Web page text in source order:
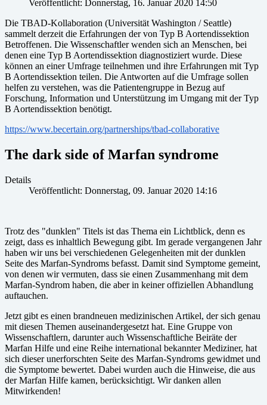
Veröffentlicht: Donnerstag, 16. Januar 2020 14:50
Die TBAD-Kollaboration (Universität Washington / Seattle)
sammelt derzeit die Erfahrungen der von Typ B Aortendissektion
Betroffenen. Die Wissenschaftler wenden sich an Menschen, bei
denen eine Typ B Aortendissektion diagnostiziert wurde. Diese
können an einer Umfrage teilnehmen und ihre Erfahrungen mit Typ
B Aortendissektion teilen. Die Antworten auf die Umfrage sollen
helfen zu verstehen, was die Patientengruppe in Bezug auf
Forschung, Information und Unterstützung im Umgang mit der Typ
B Aortendissektion benötigt.
https://www.becertain.org/partnerships/tbad-collaborative
The dark side of Marfan syndrome
Details
Veröffentlicht: Donnerstag, 09. Januar 2020 14:16
Trotz des "dunklen" Titels ist das Thema ein Lichtblick, denn es
zeigt, dass es inhaltlich Bewegung gibt. Im gerade vergangenen Jahr
haben wir uns bei verschiedenen Gelegenheiten mit der dunklen
Seite des Marfan-Syndroms befasst. Damit sind Symptome gemeint,
von denen wir vermuten, dass sie einen Zusammenhang mit dem
Marfan-Syndrom haben, die aber in keiner offiziellen Abhandlung
auftauchen.
Jetzt gibt es einen brandneuen medizinischen Artikel, der sich genau
mit diesen Themen auseinandergesetzt hat. Eine Gruppe von
Wissenschaftlern, darunter auch Wissenschaftliche Beiräte der
Marfan Hilfe und eine Reihe international bekannter Mediziner, hat
sich dieser unerforschten Seite des Marfan-Syndroms gewidmet und
die Symptome bewertet. Dabei wurden auch die Hinweise, die aus
der Marfan Hilfe kamen, berücksichtigt. Wir danken allen
Mitwirkenden!